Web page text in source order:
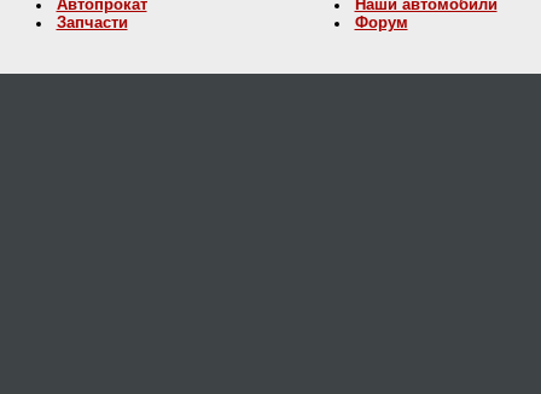
Автопрокат
Запчасти
Наши автомобили
Форум